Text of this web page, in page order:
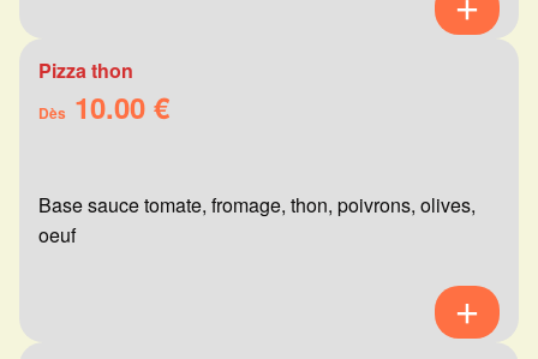
Pizza thon
Dès 10.00 €
Base sauce tomate, fromage, thon, poivrons, olives,
oeuf